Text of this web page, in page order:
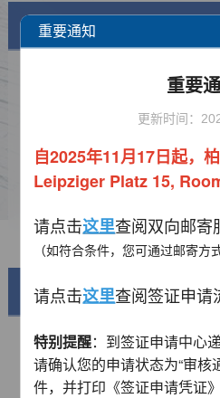
签证信息
签证类型及材料清单
申请表样例
资料下载
常见问题
美丽中国
重要通知
重要
更新时间：
自2025年11月17日起，
Leipziger Platz 15,
请点击这里查阅双向邮寄
（如符合条件，您可通过邮寄方
请点击这里查阅签证申请
特别提醒：到签证申请中心
请确认您的申请状态为“审核
件，并打印《签证申请凭证》